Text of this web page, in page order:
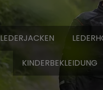
LEDERJACKEN
KINDERBEKLEIDUNG